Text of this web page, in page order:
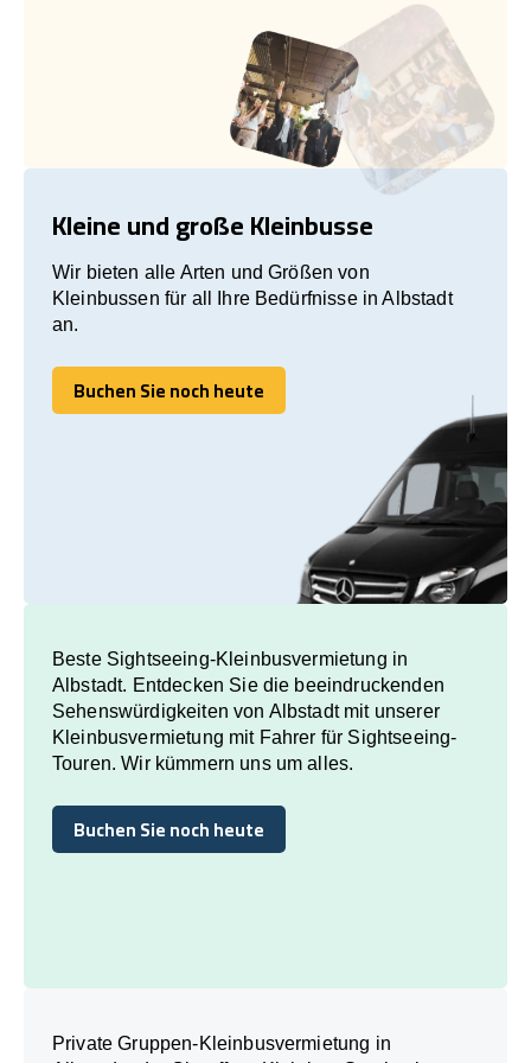
Kleine und große Kleinbusse
Wir bieten alle Arten und Größen von
Kleinbussen für all Ihre Bedürfnisse in Albstadt
an.
Buchen Sie noch heute
Buchen Sie noch heute
Beste Sightseeing-Kleinbusvermietung in
Albstadt. Entdecken Sie die beeindruckenden
Sehenswürdigkeiten von Albstadt mit unserer
Kleinbusvermietung mit Fahrer für Sightseeing-
Touren. Wir kümmern uns um alles.
Buchen Sie noch heute
Buchen Sie noch heute
Private Gruppen-Kleinbusvermietung in